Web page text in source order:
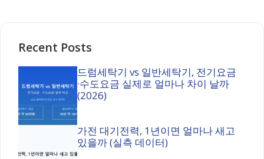
Recent Posts
드럼세탁기 vs 일반세탁기, 전기요금
·수도요금 실제로 얼마나 차이 날까
(2026)
가전 대기전력, 1년이면 얼마나 새고
있을까 (실측 데이터)